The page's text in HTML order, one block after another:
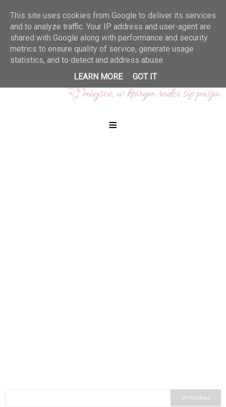
≡
This site uses cookies from Google to deliver its services
and to analyze traffic. Your IP address and user-agent are
shared with Google along with performance and security
metrics to ensure quality of service, generate usage
statistics, and to detect and address abuse.
LEARN MORE
GOT IT